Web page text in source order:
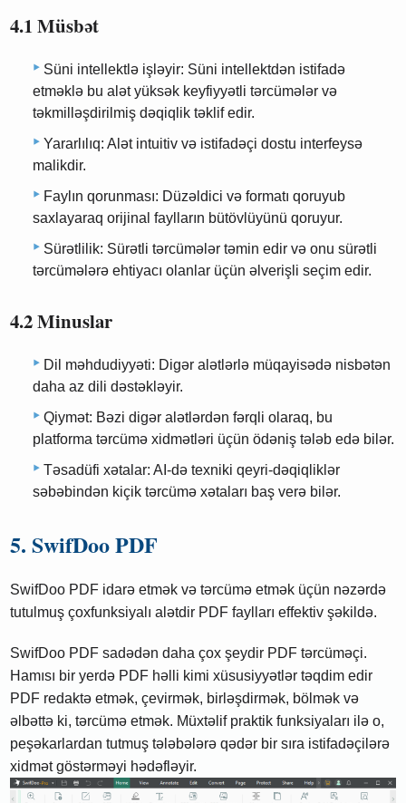
4.1 Müsbət
Süni intellektlə işləyir: Süni intellektdən istifadə
etməklə bu alət yüksək keyfiyyətli tərcümələr və
təkmilləşdirilmiş dəqiqlik təklif edir.
Yararlılıq: Alət intuitiv və istifadəçi dostu interfeysə
malikdir.
Faylın qorunması: Düzəldici və formatı qoruyub
saxlayaraq orijinal faylların bütövlüyünü qoruyur.
Sürətlilik: Sürətli tərcümələr təmin edir və onu sürətli
tərcümələrə ehtiyacı olanlar üçün əlverişli seçim edir.
4.2 Minuslar
Dil məhdudiyyəti: Digər alətlərlə müqayisədə nisbətən
daha az dili dəstəkləyir.
Qiymət: Bəzi digər alətlərdən fərqli olaraq, bu
platforma tərcümə xidmətləri üçün ödəniş tələb edə bilər.
Təsadüfi xətalar: AI-də texniki qeyri-dəqiqliklər
səbəbindən kiçik tərcümə xətaları baş verə bilər.
5. SwifDoo PDF
SwifDoo PDF idarə etmək və tərcümə etmək üçün nəzərdə
tutulmuş çoxfunksiyalı alətdir PDF faylları effektiv şəkildə.
SwifDoo PDF sadədən daha çox şeydir PDF tərcüməçi.
Hamısı bir yerdə PDF həlli kimi xüsusiyyətlər təqdim edir
PDF redaktə etmək, çevirmək, birləşdirmək, bölmək və
əlbəttə ki, tərcümə etmək. Müxtəlif praktik funksiyaları ilə o,
peşəkarlardan tutmuş tələbələrə qədər bir sıra istifadəçilərə
xidmət göstərməyi hədəfləyir.